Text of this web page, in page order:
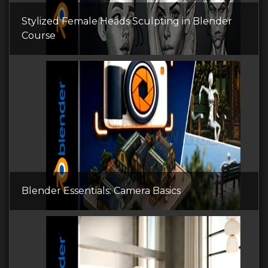
Stylized Female Heads Sculpting in Blender
Course
Blender Essentials: Camera Basics